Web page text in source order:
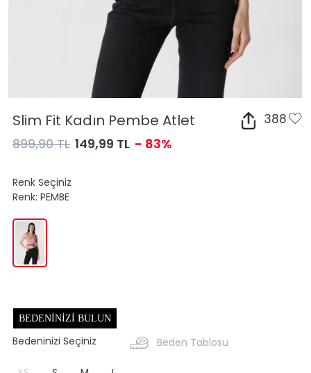
Slim Fit Kadın Pembe Atlet 388
899,90 TL 149,99 TL - 83%
Renk Seçiniz
Renk: PEMBE
BEDENINIZI BULUN
Bedeninizi Seçiniz Beden Tablosu